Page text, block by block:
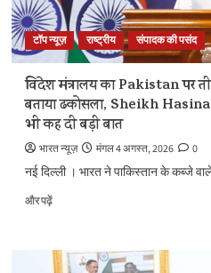
वैदिक
मंत्र
के
और
पढ़ें
टॉप न्यूज़ राष्ट्रीय संपादक की पसंद
विदेश मंत्रालय का Pakistan पर
बताया ढकोसला, Sheikh
भी कह दी बड़ी बात
भारत न्यूज़ मंगल 4 अगस्त, 2026
0
नई दिल्ली । भारत ने पाकिस्तान के कब्जे
और पढ़ेंविदेश
Pakistan
पर